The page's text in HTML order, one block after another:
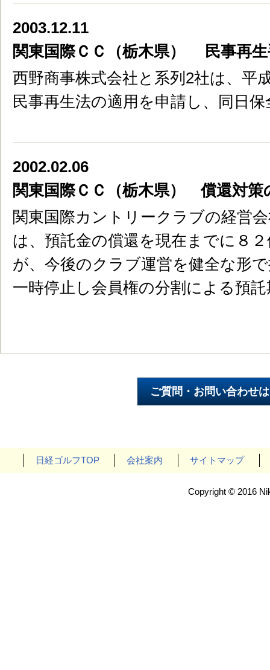
2003.12.11
関東国際ＣＣ（栃木県） 民事再生
西野商事株式会社と系列2社は、平
民事再生法の適用を申請し、同日
2002.02.06
関東国際ＣＣ（栃木県） 償還対策
関東国際カントリークラブの経営
は、預託金の償還を現在までに８
が、今後のクラブ運営を健全な形
一時停止し会員権の分割による預
日経ゴルフTOP 会社案内 サイトマップ
Copyright © 2016